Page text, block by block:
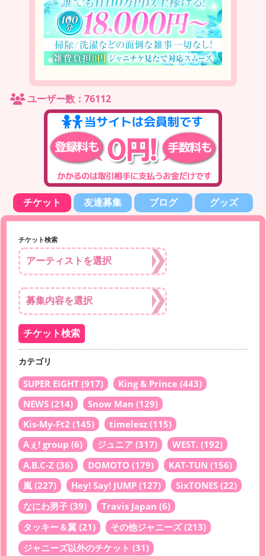
ユーザー数：76112
チケット 友達募集 ブログ グッズ
チケット検索
カテゴリ
SUPER EIGHT (917) King & Prince (443)
NEWS (214) Snow Man (129)
Kis-My-Ft2 (145) timelesz (115)
Aぇ! group (6) ジュニア (317) WEST. (192)
A.B.C-Z (36) DOMOTO (179) KAT-TUN (156)
嵐 (227) Hey! Say! JUMP (127) SixTONES (22)
なにわ男子 (39) Travis Japan (6)
タッキー＆翼 (21) その他ジャニーズ(213)
ジャニーズ以外のチケット (31)